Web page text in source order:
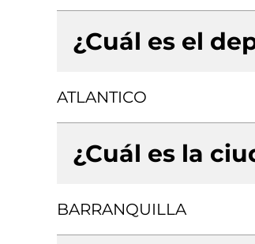
¿Cuál es el
ATLANTICO
¿Cuál es la
BARRANQUILLA